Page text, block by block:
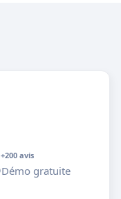
+200 avis
Démo gratuite